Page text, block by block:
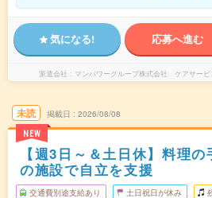
気になる! 応募へ進む
派遣会社 マンパワーグループ株式会社 ケアサー
未読
NEW
掲載日 2026/08/08
【週3日～＆土日休】料理
の施設で自立を支援
交通費別途支給あり 土日祝日が休み